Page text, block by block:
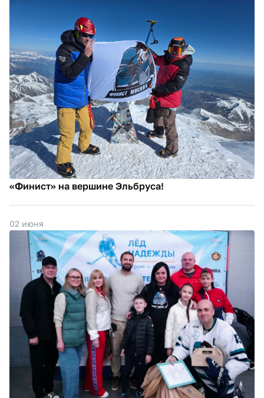
«Финист» на вершине Эльбруса!
02 июня